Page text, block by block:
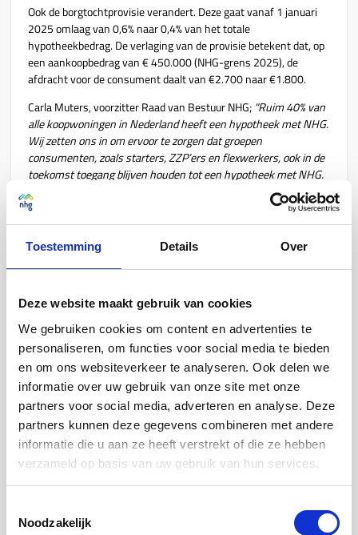
Toestemming Details Over
Deze website maakt gebruik van cookies
We gebruiken cookies om content en advertenties te
personaliseren, om functies voor social media te bieden
en om ons websiteverkeer te analyseren. Ook delen we
informatie over uw gebruik van onze site met onze
partners voor social media, adverteren en analyse. Deze
partners kunnen deze gegevens combineren met andere
informatie die u aan ze heeft verstrekt of die ze hebben
verzameld op basis van uw gebruik van hun services.
Noodzakelijk
Ook de borgtochtprovisie verandert. Deze gaat vanaf 1 januari
2025 omlaag van 0,6% naar 0,4% van het totale
hypotheekbedrag. De verlaging van de provisie betekent dat, op
een aankoopbedrag van € 450.000 (NHG-grens 2025), de
afdracht voor de consument daalt van €2.700 naar €1.800.
Carla Muters, voorzitter Raad van Bestuur NHG; "Ruim 40% van
alle koopwoningen in Nederland heeft een hypotheek met NHG.
Wij zetten ons in om ervoor te zorgen dat groepen
consumenten, zoals starters, ZZP’ers en flexwerkers, ook in de
toekomst toegang blijven houden tot een hypotheek met NHG.
Dankzij de verhoging van de NHG-grens en de verlaging van de
provisie komen meer huizenkopers in aanmerking voor de
voordelen van NHG, waaronder een veiligere financiële positie
en een lagere rente. Bovendien wordt het belang van
verduurzamen steeds groter. Door de verhoging van de NHG-
grens, en de stijging van het extra te lenen bedrag om te
mogelijk om hun huis te verduurzamen en de energierekening
te verlagen.”
De borgtochtprovisie en NHG-grenzen zijn vastgelegd in de
Voorwaarden en normen, die NHG uiterlijk 1 november
publiceert en per 1 januari 2025 zullen ingaan.
NHG wil risico’s flexwoningen overnemen
Onzekerheid en hogere hypotheekrente blokkeren verduurzaming